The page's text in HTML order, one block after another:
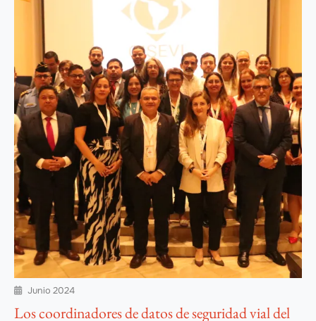
 Junio 2024
Los coordinadores de datos de seguridad vial del